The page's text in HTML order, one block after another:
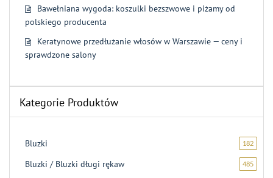
Bawełniana wygoda: koszulki bezszwowe i piżamy od
polskiego producenta
Keratynowe przedłużanie włosów w Warszawie — ceny i
sprawdzone salony
Kategorie Produktów
Bluzki 182182
Bluzki / Bluzki długi rękaw 485485